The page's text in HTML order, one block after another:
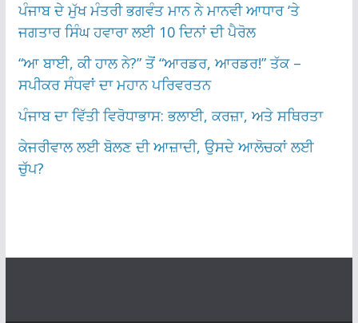
ਪੰਜਾਬ ਦੇ ਮੁੱਖ ਮੰਤਰੀ ਭਗਵੰਤ ਮਾਨ ਨੇ ਮਾਨਵੀ ਆਧਾਰ ‘ਤੇ
ਜਗਤਾਰ ਸਿੰਘ ਹਵਾਰਾ ਲਈ 10 ਦਿਨਾਂ ਦੀ ਪੈਰੋਲ
“ਆ ਬਾਈ, ਕੀ ਹਾਲ ਨੇ?” ਤੋਂ “ਆਰਡਰ, ਆਰਡਰ!” ਤੱਕ –
ਸਪੀਕਰ ਸੰਧਵਾਂ ਦਾ ਮਹਾਨ ਪਰਿਵਰਤਨ
ਪੰਜਾਬ ਦਾ ਵਿੱਤੀ ਵਿਰੋਧਾਭਾਸ: ਭਲਾਈ, ਕਰਜ਼ਾ, ਅਤੇ ਸਥਿਰਤਾ
ਕੇਜਰੀਵਾਲ ਲਈ ਬੋਲਣ ਦੀ ਆਜ਼ਾਦੀ, ਉਸਦੇ ਆਲੋਚਕਾਂ ਲਈ
ਚੁੱਪ?